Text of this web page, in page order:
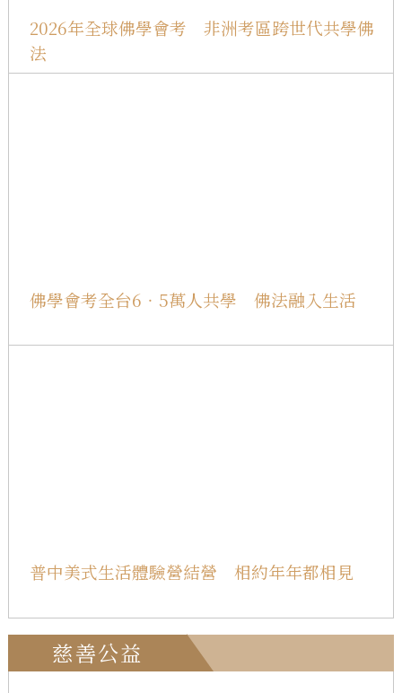
2026年全球佛學會考 非洲考區跨世代共學佛
法
佛學會考全台6‧5萬人共學 佛法融入生活
普中美式生活體驗營結營 相約年年都相見
慈善公益